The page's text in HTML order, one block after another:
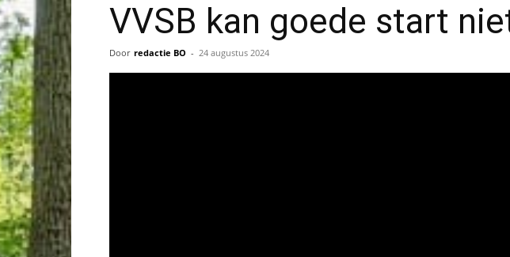
VVSB kan goede start
Door redactie BO - 24 augustus 2024